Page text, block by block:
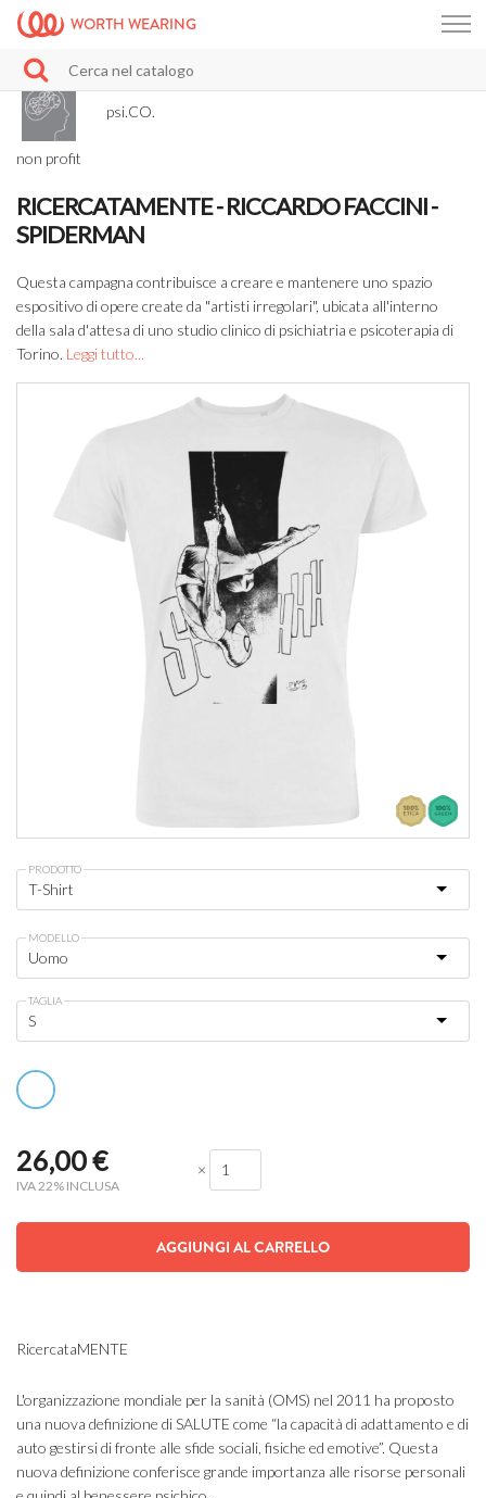
WORTH WEARING
psi.CO.
non profit
RICERCATAMENTE - RICCARDO FACCINI -
SPIDERMAN
Questa campagna contribuisce a creare e mantenere uno spazio
espositivo di opere create da "artisti irregolari", ubicata all'interno
della sala d'attesa di uno studio clinico di psichiatria e psicoterapia di
Torino. Leggi tutto...
PRODOTTO
MODELLO
TAGLIA
26,00€
IVA 22% INCLUSA
×
AGGIUNGI AL CARRELLO
RicercataMENTE
L'organizzazione mondiale per la sanità (OMS) nel 2011 ha proposto
una nuova definizione di SALUTE come “la capacità di adattamento e di
auto gestirsi di fronte alle sfide sociali, fisiche ed emotive”. Questa
nuova definizione conferisce grande importanza alle risorse personali